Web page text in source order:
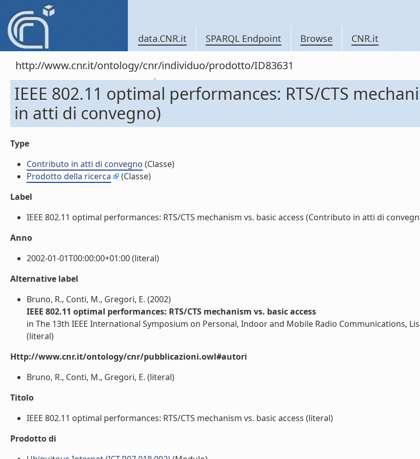
data.CNR.it SPARQL Endpoint Browse CNR.it
http://www.cnr.it/ontology/cnr/individuo/prodotto/ID83631
IEEE 802.11 optimal performances: RTS/CTS
in atti di convegno)
Type
Contributo in atti di convegno (Classe)
Prodotto della ricerca
(Classe)
Label
IEEE 802.11 optimal performances: RTS/CTS mechanism vs. basic access (Contributo in atti di
Anno
2002-01-01T00:00:00+01:00 (literal)
Alternative label
Bruno, R., Conti, M., Gregori, E. (2002)
IEEE 802.11 optimal performances: RTS/CTS mechanism vs. basic access
in The 13th IEEE International Symposium on Personal, Indoor and Mobile Radio Communications,
(literal)
Http://www.cnr.it/ontology/cnr/pubblicazioni.owl#autori
Bruno, R., Conti, M., Gregori, E. (literal)
Titolo
IEEE 802.11 optimal performances: RTS/CTS mechanism vs. basic access (literal)
Prodotto di